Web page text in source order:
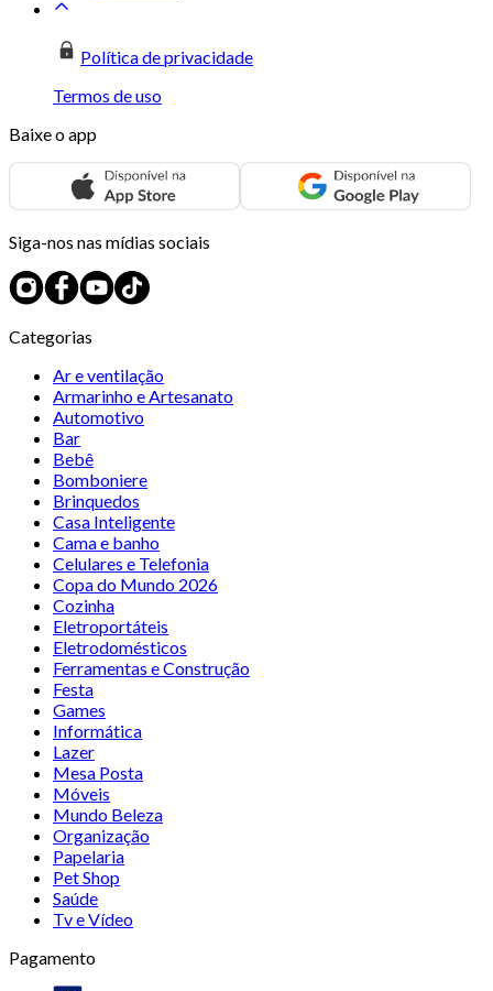
Política de privacidade
Termos de uso
Baixe o app
Siga-nos nas mídias sociais
Categorias
Ar e ventilação
Armarinho e Artesanato
Automotivo
Bar
Bebê
Bomboniere
Brinquedos
Casa Inteligente
Cama e banho
Celulares e Telefonia
Copa do Mundo 2026
Cozinha
Eletroportáteis
Eletrodomésticos
Ferramentas e Construção
Festa
Games
Informática
Lazer
Mesa Posta
Móveis
Mundo Beleza
Organização
Papelaria
Pet Shop
Saúde
Tv e Vídeo
Pagamento